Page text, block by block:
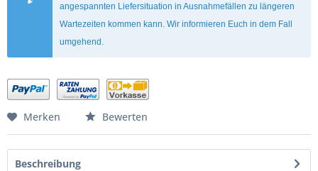
angespannten Liefersituation in Ausnahmefällen zu längeren
Wartezeiten kommen kann. Wir informieren Euch in dem Fall
umgehend.
Merken Bewerten
Beschreibung